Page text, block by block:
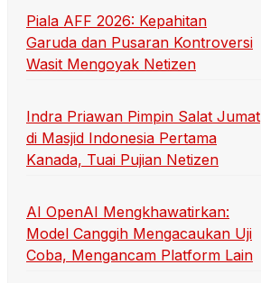
Piala AFF 2026: Kepahitan
Garuda dan Pusaran Kontroversi
Wasit Mengoyak Netizen
Indra Priawan Pimpin Salat Jumat
di Masjid Indonesia Pertama
Kanada, Tuai Pujian Netizen
AI OpenAI Mengkhawatirkan:
Model Canggih Mengacaukan Uji
Coba, Mengancam Platform Lain